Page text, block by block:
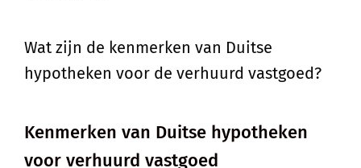
Wat zijn de kenmerken van Duitse
hypotheken voor de verhuurd vastgoed?
Kenmerken van Duitse hypotheken
voor verhuurd vastgoed